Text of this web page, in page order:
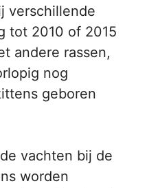
verschillende
tot 2010 of 2015
andere rassen,
nog
geboren
vachten bij de
worden